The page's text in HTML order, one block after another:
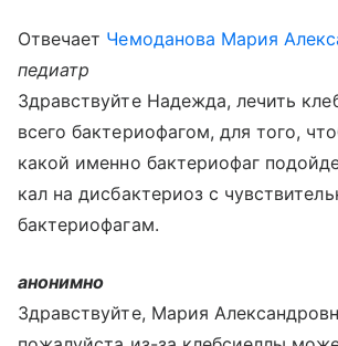
Отвечает Чемоданова Мария
педиатр
Здравствуйте Надежда, лечить
всего бактериофагом, для того,
какой именно бактериофаг
кал на дисбактериоз с
бактериофагам.
анонимно
Здравствуйте, Мария